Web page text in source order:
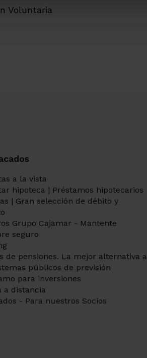
Voluntaria
a la vista
hipoteca | Préstamos hipotecarios
| Gran selección de débito y
Grupo Cajamar - Mantente
seguro
de pensiones. La mejor alternativa a
públicos de previsión
para inversiones
a distancia
- Para nuestros Socios